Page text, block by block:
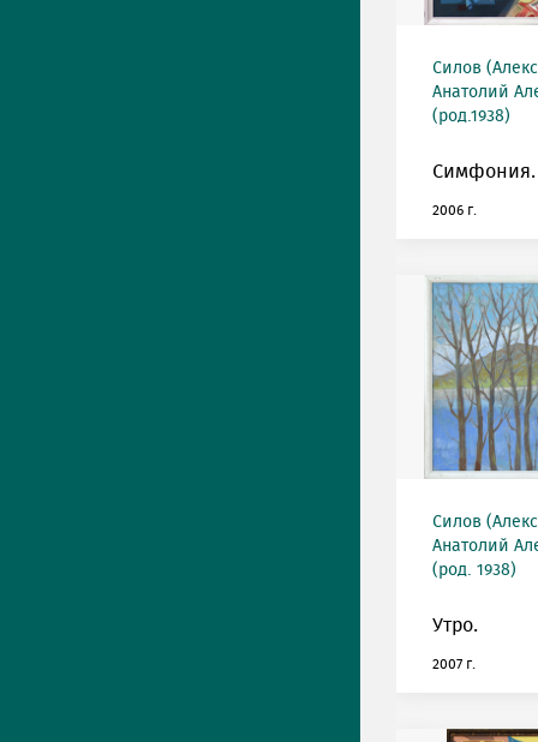
Силов
Анатолий
(род.1938)
Симфония.
2006 г.
Силов
Анатолий
(род. 1938)
Утро.
2007 г.